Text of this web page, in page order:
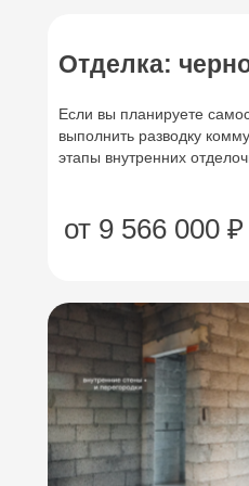
Отделка:
Если вы планируете
выполнить разводку
этапы внутренних
от 9 566 000 ₽